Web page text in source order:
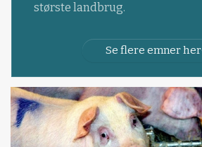
største landbrug.
Se flere emner her